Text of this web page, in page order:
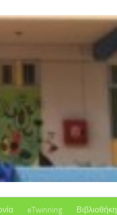
eTwinning Βιβλιοθήκη